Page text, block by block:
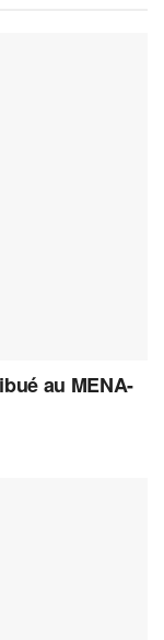
au MENA-